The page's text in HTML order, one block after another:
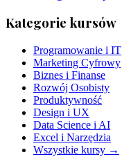
Kategorie kursów
Programowanie i IT
Marketing Cyfrowy
Biznes i Finanse
Rozwój Osobisty
Produktywność
Design i UX
Data Science i AI
Excel i Narzędzia
Wszystkie kursy →